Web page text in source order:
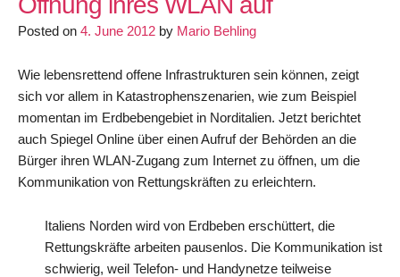
Posted on 4. June 2012 by Mario Behling
Wie lebensrettend offene Infrastrukturen sein können, zeigt
sich vor allem in Katastrophenszenarien, wie zum Beispiel
momentan im Erdbebengebiet in Norditalien. Jetzt berichtet
auch Spiegel Online über einen Aufruf der Behörden an die
Bürger ihren WLAN-Zugang zum Internet zu öffnen, um die
Kommunikation von Rettungskräften zu erleichtern.
Italiens Norden wird von Erdbeben erschüttert, die
Rettungskräfte arbeiten pausenlos. Die Kommunikation ist
schwierig, weil Telefon- und Handynetze teilweise